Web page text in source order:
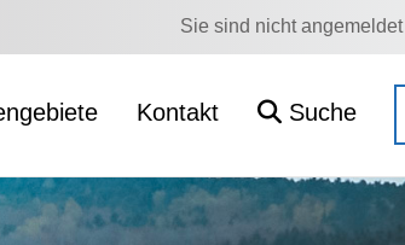
Sie sind nicht angemeldet
Kontakt Suche